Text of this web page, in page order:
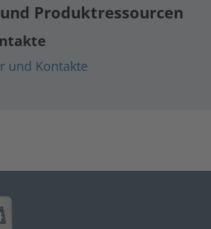
Produktressourcen
und Kontakte